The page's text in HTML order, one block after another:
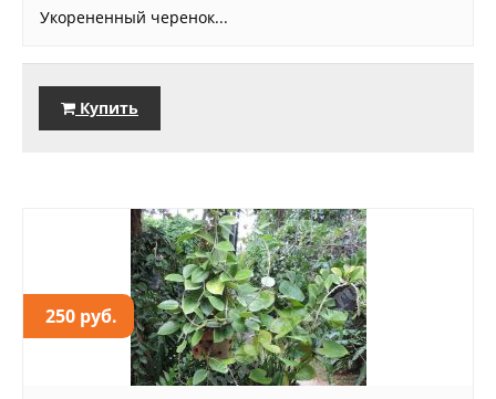
Укорененный черенок...
Купить
250 руб.